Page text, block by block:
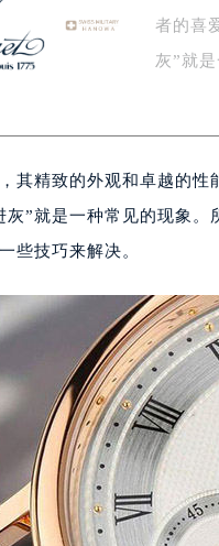
者的喜
灰”就
其精致的外观和卓越的
灰”就是一种常见的现象
些技巧来解决。